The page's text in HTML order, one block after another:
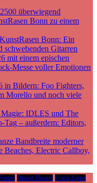
überwiegend
Bonn zu einem
Bonn: Ein
schwebenden Gitarren
mit einem epischen
Messe voller Emotionen
in Bildern: Foo Fighters,
Morello und noch viele
IDLES und The
Tag – außerdem: Editors,
Bandbreite moderner
Electric Callboy,
Dream Theater Frank Zappa